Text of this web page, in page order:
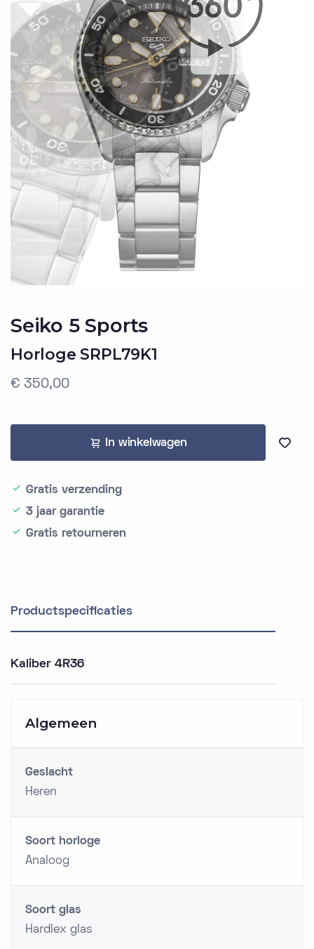
Seiko 5 Sports
Horloge SRPL79K1
€ 350,00
In winkelwagen
Gratis verzending
3 jaar garantie
Gratis retourneren
Productspecificaties
Kaliber 4R36
Algemeen
Geslacht
Heren
Soort horloge
Analoog
Soort glas
Hardlex glas